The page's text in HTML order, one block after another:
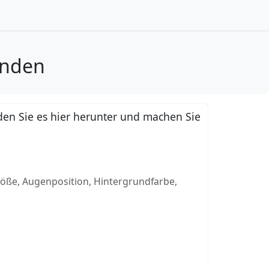
Sie es hier herunter und machen Sie
Augenposition, Hintergrundfarbe,